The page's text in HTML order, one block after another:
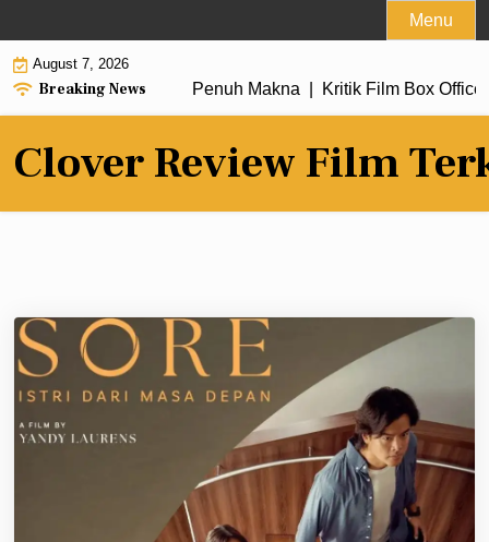
to
content
Menu
August 7, 2026
Breaking News
dengan Alur Cerita Penuh Makna |Kritik Film Box Office
Clover Review Film